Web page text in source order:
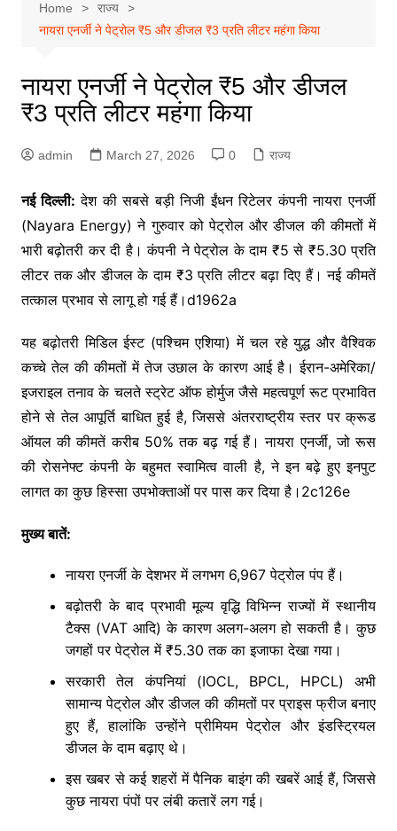
Home
राज्य
नायरा एनर्जी ने पेट्रोल ₹5 और डीजल ₹3 प्रति लीटर महंगा किया
नायरा एनर्जी ने पेट्रोल ₹5 और डीजल
₹3 प्रति लीटर महंगा किया
admin March 27, 2026 0 राज्य
नई दिल्ली: देश की सबसे बड़ी निजी ईंधन रिटेलर कंपनी नायरा एनर्जी
(Nayara Energy) ने गुरुवार को पेट्रोल और डीजल की कीमतों में
भारी बढ़ोतरी कर दी है। कंपनी ने पेट्रोल के दाम ₹5 से ₹5.30 प्रति
लीटर तक और डीजल के दाम ₹3 प्रति लीटर बढ़ा दिए हैं। नई कीमतें
तत्काल प्रभाव से लागू हो गई हैं।d1962a
यह बढ़ोतरी मिडिल ईस्ट (पश्चिम एशिया) में चल रहे युद्ध और वैश्विक
कच्चे तेल की कीमतों में तेज उछाल के कारण आई है। ईरान-अमेरिका/
इजराइल तनाव के चलते स्ट्रेट ऑफ होर्मुज जैसे महत्वपूर्ण रूट प्रभावित
होने से तेल आपूर्ति बाधित हुई है, जिससे अंतरराष्ट्रीय स्तर पर क्रूड
ऑयल की कीमतें करीब 50% तक बढ़ गई हैं। नायरा एनर्जी, जो रूस
की रोसनेफ्ट कंपनी के बहुमत स्वामित्व वाली है, ने इन बढ़े हुए इनपुट
लागत का कुछ हिस्सा उपभोक्ताओं पर पास कर दिया है।2c126e
मुख्य बातें:
नायरा एनर्जी के देशभर में लगभग 6,967 पेट्रोल पंप हैं।
बढ़ोतरी के बाद प्रभावी मूल्य वृद्धि विभिन्न राज्यों में स्थानीय
टैक्स (VAT आदि) के कारण अलग-अलग हो सकती है। कुछ
जगहों पर पेट्रोल में ₹5.30 तक का इजाफा देखा गया।
सरकारी तेल कंपनियां (IOCL, BPCL, HPCL) अभी
सामान्य पेट्रोल और डीजल की कीमतों पर प्राइस फ्रीज बनाए
हुए हैं, हालांकि उन्होंने प्रीमियम पेट्रोल और इंडस्ट्रियल
डीजल के दाम बढ़ाए थे।
इस खबर से कई शहरों में पैनिक बाइंग की खबरें आई हैं, जिससे
कुछ नायरा पंपों पर लंबी कतारें लग गई।